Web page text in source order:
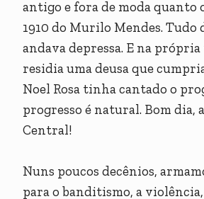
antigo e fora de moda quanto
1910 do Murilo Mendes. Tudo
andava depressa. E na
residia uma deusa que
Noel Rosa tinha cantado o
progresso é natural. Bom dia,
Central!
Nuns poucos decênios,
para o banditismo, a violência,